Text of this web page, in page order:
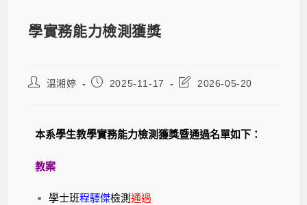
學實務能力檢測獲獎
温湘婷 2025-11-17 2026-05-20
本系學生教學實務能力檢測獲獎暨通過名單如下：
教案
學士班程驛傑檢測通過